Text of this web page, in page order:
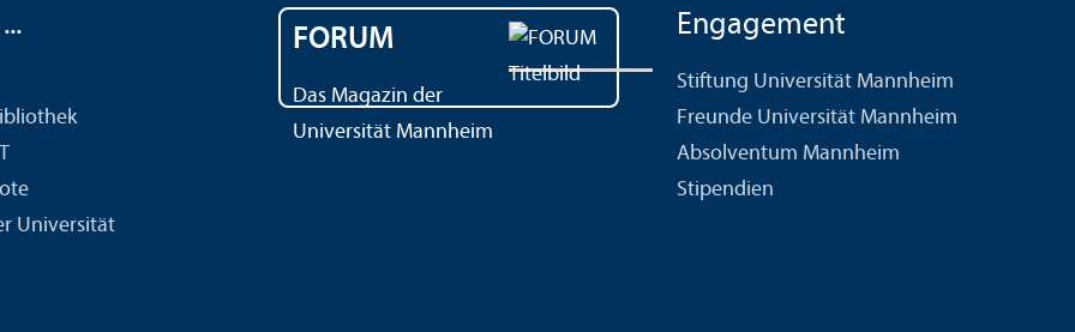
Universität
FORUM
Das Magazin der
Universität Mannheim
Engagement
Stiftung Universität Mannheim
Freunde Universität Mannheim
Absolventum Mannheim
Stipendien